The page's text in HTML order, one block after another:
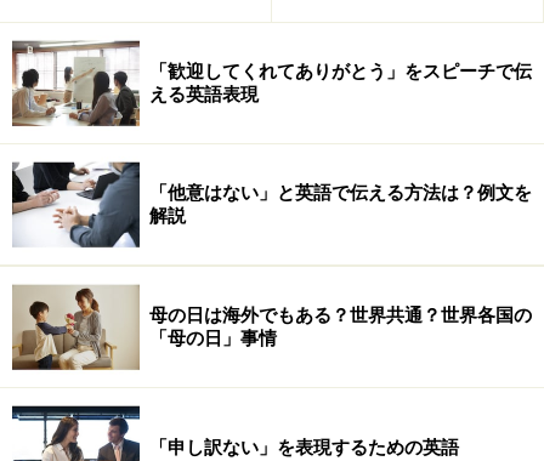
「歓迎してくれてありがとう」をスピーチで伝
える英語表現
「他意はない」と英語で伝える方法は？例文を
解説
母の日は海外でもある？世界共通？世界各国の
「母の日」事情
「申し訳ない」を表現するための英語